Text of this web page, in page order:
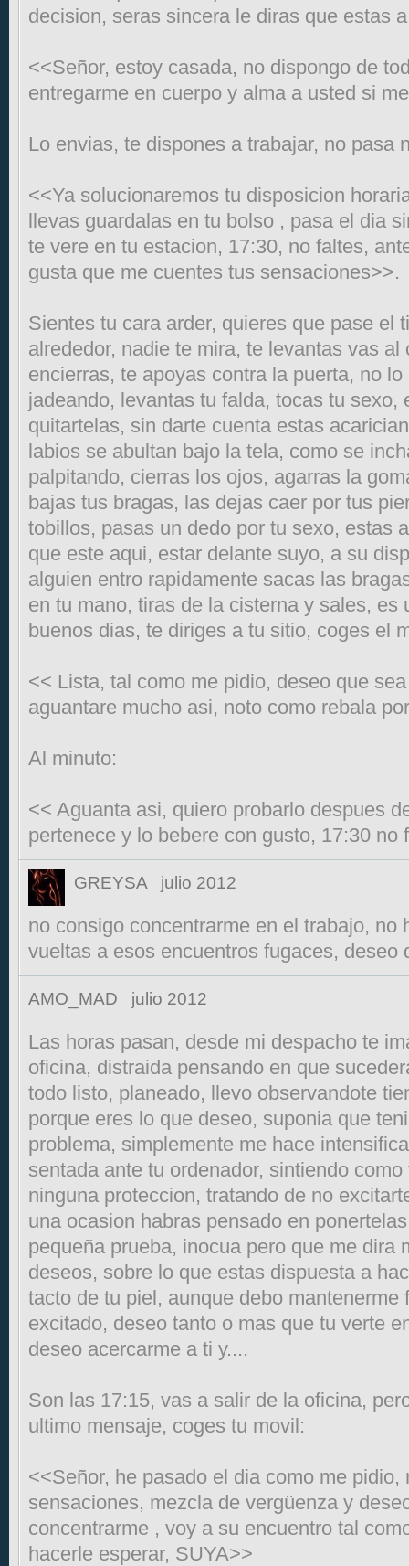
decision, seras sincera le diras que estas
<<Señor, estoy casada, no dispongo de
entregarme en cuerpo y alma a usted si
Lo envias, te dispones a trabajar, no pasa
<<Ya solucionaremos tu disposicion
llevas guardalas en tu bolso , pasa el dia
te vere en tu estacion, 17:30, no faltes,
gusta que me cuentes tus sensaciones>>.
Sientes tu cara arder, quieres que pase el
alrededor, nadie te mira, te levantas vas al
encierras, te apoyas contra la puerta, no
jadeando, levantas tu falda, tocas tu sexo,
quitartelas, sin darte cuenta estas
labios se abultan bajo la tela, como se
palpitando, cierras los ojos, agarras la
bajas tus bragas, las dejas caer por tus
tobillos, pasas un dedo por tu sexo, estas
que este aqui, estar delante suyo, a su
alguien entro rapidamente sacas las
en tu mano, tiras de la cisterna y sales, es
buenos dias, te diriges a tu sitio, coges el
<< Lista, tal como me pidio, deseo que
aguantare mucho asi, noto como rebala
Al minuto:
<< Aguanta asi, quiero probarlo despues
pertenece y lo bebere con gusto, 17:30 no
GREYSA julio 2012
no consigo concentrarme en el trabajo, no
vueltas a esos encuentros fugaces, deseo
AMO_MAD julio 2012
Las horas pasan, desde mi despacho te
oficina, distraida pensando en que
todo listo, planeado, llevo observandote
porque eres lo que deseo, suponia que
problema, simplemente me hace
sentada ante tu ordenador, sintiendo
ninguna proteccion, tratando de no
una ocasion habras pensado en
pequeña prueba, inocua pero que me dira
deseos, sobre lo que estas dispuesta a
tacto de tu piel, aunque debo mantenerme
excitado, deseo tanto o mas que tu verte
deseo acercarme a ti y....
Son las 17:15, vas a salir de la oficina,
ultimo mensaje, coges tu movil:
<<Señor, he pasado el dia como me pidio,
sensaciones, mezcla de vergüenza y
concentrarme , voy a su encuentro tal
hacerle esperar, SUYA>>